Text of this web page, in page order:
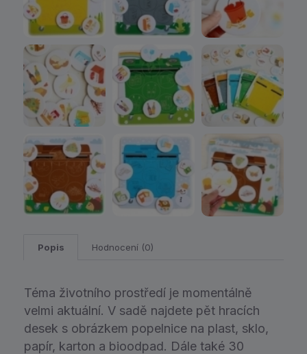
Popis Hodnocení (0)
Téma životního prostředí je momentálně
velmi aktuální. V sadě najdete pět hracích
desek s obrázkem popelnice na plast, sklo,
papír, karton a bioodpad. Dále také 30